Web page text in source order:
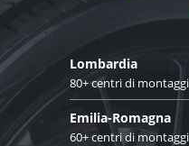
Lombardia
80+ centri di
Emilia-Romagna
60+ centri di